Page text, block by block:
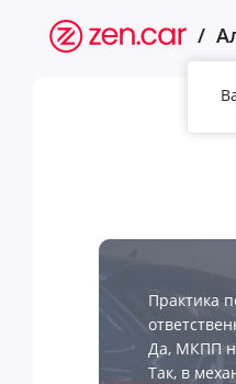
/
Практика
Да, МКПП
Так, в